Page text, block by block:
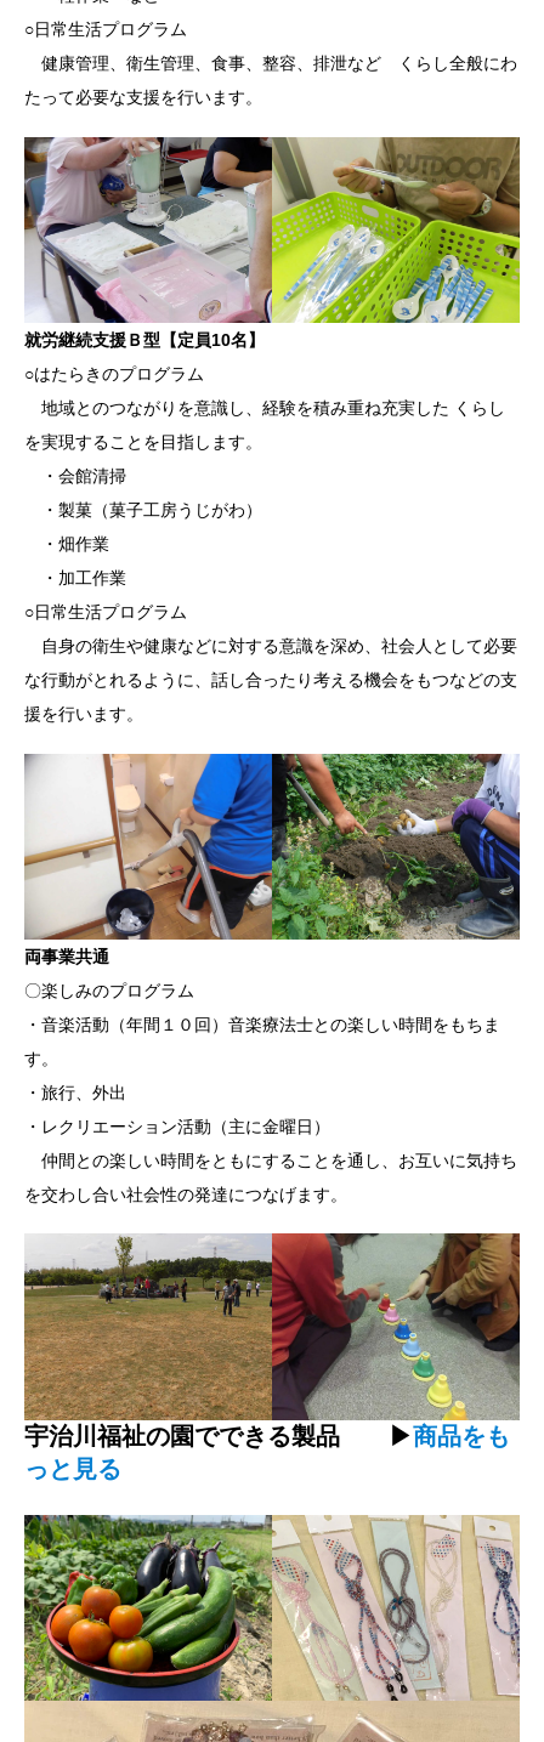
○日常生活プログラム
健康管理、衛生管理、食事、整容、排泄など くらし全般にわ
たって必要な支援を行います。
就労継続支援Ｂ型【定員10名】
○はたらきのプログラム
地域とのつながりを意識し、経験を積み重ね充実した くらし
を実現することを目指します。
・会館清掃
・製菓（菓子工房うじがわ）
・畑作業
・加工作業
○日常生活プログラム
自身の衛生や健康などに対する意識を深め、社会人として必要
な行動がとれるように、話し合ったり考える機会をもつなどの支
援を行います。
両事業共通
〇楽しみのプログラム
・音楽活動（年間１０回）音楽療法士との楽しい時間をもちま
す。
・旅行、外出
・レクリエーション活動（主に金曜日）
仲間との楽しい時間をともにすることを通し、お互いに気持ち
を交わし合い社会性の発達につなげます。
宇治川福祉の園でできる製品 ▶商品をも
っと見る